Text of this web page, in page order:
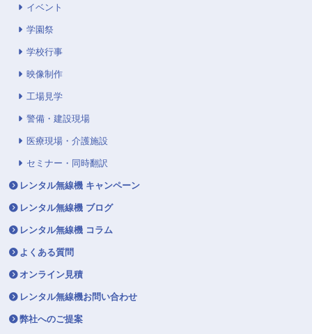
イベント
学園祭
学校行事
映像制作
工場見学
警備・建設現場
医療現場・介護施設
セミナー・同時翻訳
レンタル無線機 キャンペーン
レンタル無線機 ブログ
レンタル無線機 コラム
よくある質問
オンライン見積
レンタル無線機お問い合わせ
弊社へのご提案